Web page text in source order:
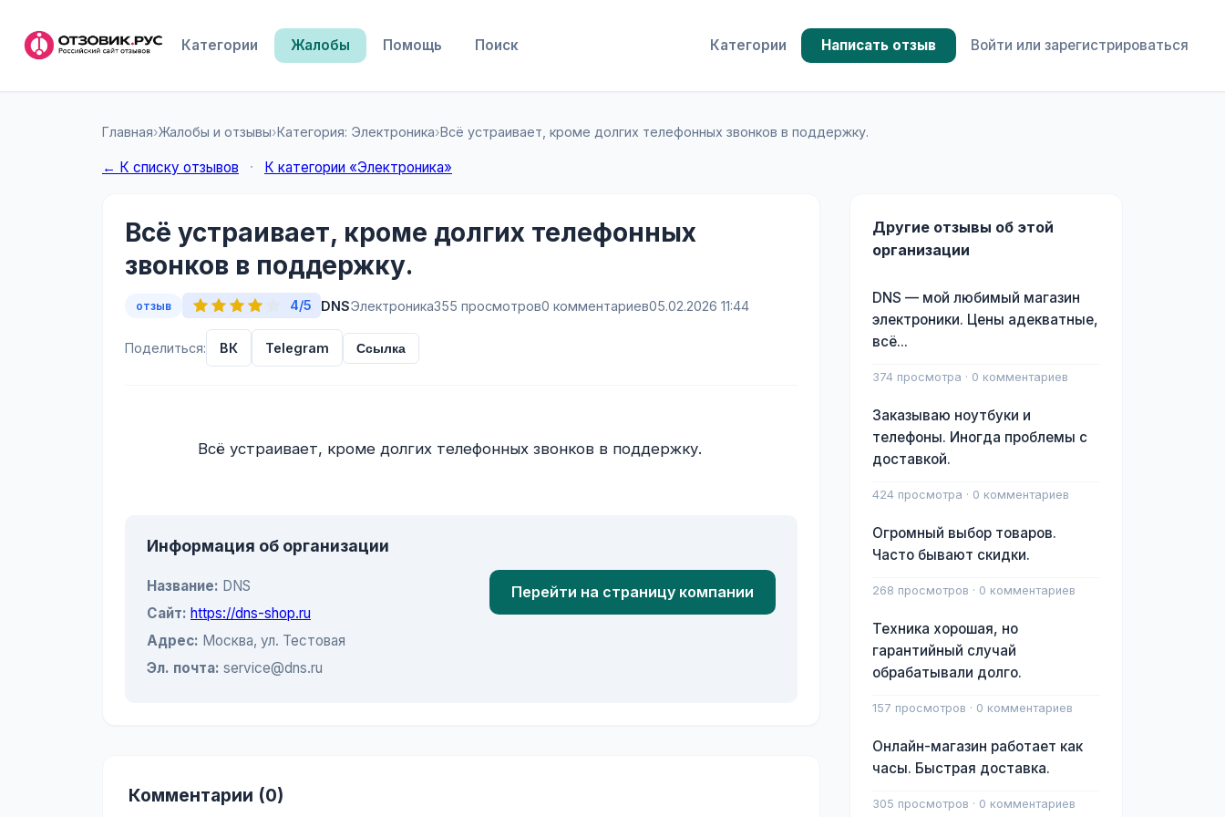
Категории Жалобы Помощь Поиск Категории Написать отзыв Войти или зарегистрироваться
Главная›Жалобы и отзывы›Категория: Электроника›Всё устраивает, кроме долгих телефонных звонков в поддержку.
← К списку отзывов · К категории «Электроника»
Всё устраивает, кроме долгих телефонных
звонков в поддержку.
отзыв 4/5 DNSЭлектроника355 просмотров0 комментариев05.02.2026 11:44
Поделиться: ВК Telegram Ссылка
Информация об организации
Название: DNS
Сайт: https://dns-shop.ru
Адрес: Москва, ул. Тестовая
Эл. почта: service@dns.ru
Перейти на страницу компании
Комментарии (0)
Другие отзывы об этой
организации
DNS — мой любимый магазин
электроники. Цены адекватные,
всё...
374 просмотра · 0 комментариев
Заказываю ноутбуки и
телефоны. Иногда проблемы с
доставкой.
424 просмотра · 0 комментариев
Огромный выбор товаров.
Часто бывают скидки.
268 просмотров · 0 комментариев
Техника хорошая, но
гарантийный случай
обрабатывали долго.
157 просмотров · 0 комментариев
Онлайн-магазин работает как
часы. Быстрая доставка.
305 просмотров · 0 комментариев